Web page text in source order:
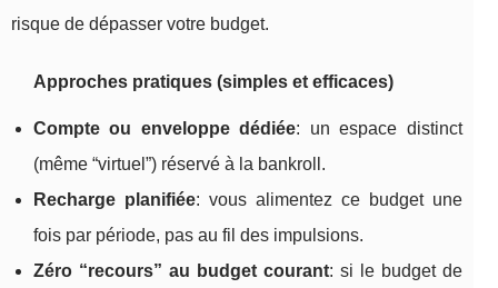
risque de dépasser votre budget.
Approches pratiques (simples et efficaces)
Compte ou enveloppe dédiée: un espace distinct
(même “virtuel”) réservé à la bankroll.
Recharge planifiée: vous alimentez ce budget une
fois par période, pas au fil des impulsions.
Zéro “recours” au budget courant: si le budget de